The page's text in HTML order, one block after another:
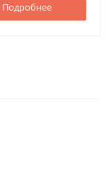
Подробнее